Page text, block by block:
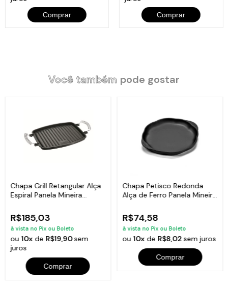
Comprar Comprar
Você também pode gostar
Chapa Grill Retangular Alça
Espiral Panela Mineira
R$185,03
à vista no Pix ou Boleto
ou10x de R$19,90sem
juros
Comprar
Chapa Petisco Redonda
Alça de Ferro Panela Mineira
R$74,58
à vista no Pix ou Boleto
ou10x de R$8,02sem juros
Comprar